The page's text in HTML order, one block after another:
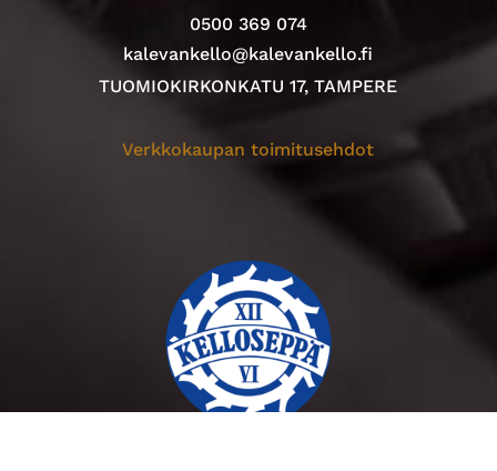
0500 369 074
kalevankello@kalevankello.fi
TUOMIOKIRKONKATU 17, TAMPERE
Verkkokaupan toimitusehdot